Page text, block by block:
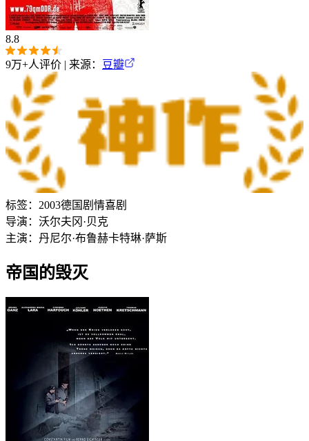
8.8
9万+人评价 | 来源： 豆瓣
标签： 2003德国 剧情喜剧
导演： 沃尔夫冈·贝克
主演： 丹尼尔·布鲁赫卡特琳·萨斯
帝国的毁灭